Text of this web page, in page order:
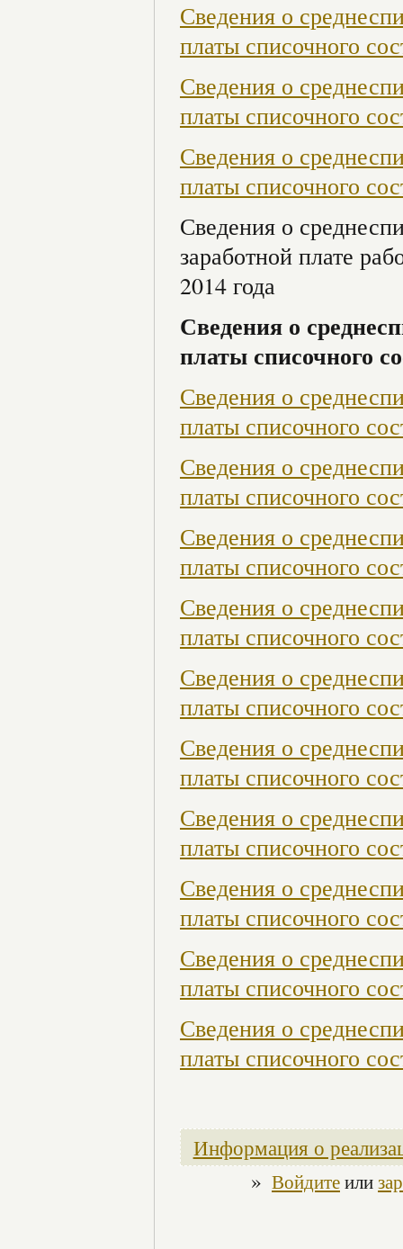
Сведения о
платы списочного
Сведения о
платы списочного
Сведения о
платы списочного
Сведения о
заработной плате
2014 года
Сведения о
платы списочного
Сведения о
платы списочного
Сведения о
платы списочного
Сведения о
платы списочного
Сведения о
платы списочного
Сведения о
платы списочного
Сведения о
платы списочного
Сведения о
платы списочного
Сведения о
платы списочного
Сведения о
платы списочного
Сведения о
платы списочного
Информация о
» Войдитеили